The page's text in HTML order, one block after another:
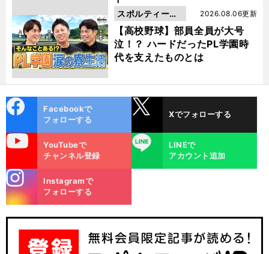
【高校野球】部員全員が大号
泣！？ ハードだったPL学園時
代を支えたものとは
2026.08.06更新
スポルティーバ
動画
ok
Facebookで
フォローする
Xでフォローする
YouTubeで
チャンネル登録
LINE
LINEで
アカウント追加
m
Instagramで
フォローする